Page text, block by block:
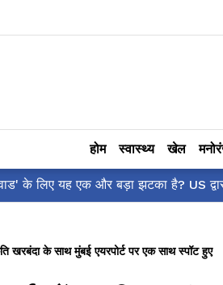
होम स्वास्थ्य खेल
का मज़ेदार 'शर्वरी कहाँ है?' पोस्ट,
खरबंदा के साथ मुंबई एयरपोर्ट पर एक साथ स्पॉट हुए